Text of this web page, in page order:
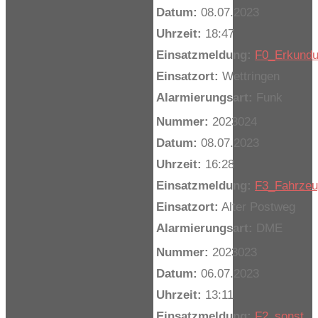
Datum: 08.07.2023
Uhrzeit: 18:47
Einsatzmeldung:
Einsatzort: Wettringen
Alarmierungsart:
Nummer: 2023024
Datum: 08.07.2023
Uhrzeit: 16:28
Einsatzmeldung:
Einsatzort: Alter Postweg
Alarmierungsart:
DME
Nummer: 2023023
Datum: 06.07.2023
Uhrzeit: 13:11